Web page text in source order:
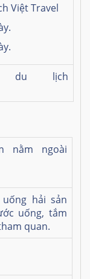
Việt Travel
du lịch
nằm ngoài
hải sản
uống, tắm
quan.